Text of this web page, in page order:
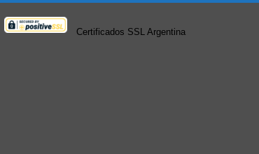
Certificados SSL Argentina